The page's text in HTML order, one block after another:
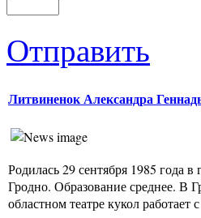
Отправить
Литвиненок Александра
Родилась 29 сентября 1985 года в
Гродно. Образование среднее. В
областном театре кукол работает